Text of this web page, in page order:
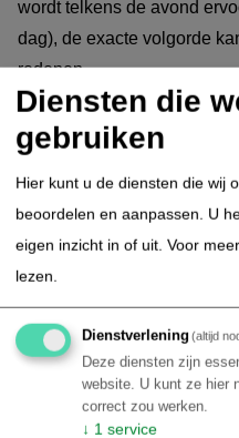
wordt telkens de avond
dag), de exacte volgorde
redenen.
Tours inbegrepen in het
Gemotoriseerde
Zonsopgang tour op de
observatie (rivierdolfijnen)
Zonsondergang tour op de
Nachtelijke kanotocht voor
nachtactieve dieren
Uitgebreide
Traditioneel vissen (hengel,
Diensten die
gebruiken
Hier kunt u de diensten die wij
beoordelen en aanpassen. U
eigen inzicht in of uit. Voor
lezen.
Dienstverlening(altijd
Deze diensten zijn
website. U kunt ze hier
correct zou werken.
↓ 1 service